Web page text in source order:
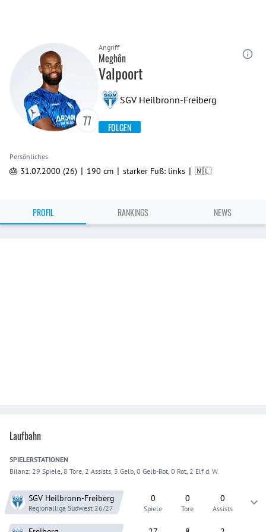
77
Angriff
Meghôn
Valpoort
SGV Heilbronn-Freiberg
FOLGEN
Persönliches
🎂 31.07.2000 (26) | 190 cm | starker Fuß: links | 🇳🇱
PROFIL RANKINGS NEWS
Laufbahn
SPIELERSTATIONEN
Bilanz: 29 Spiele, 8 Tore, 2 Assists, 3 Gelb, 0 Gelb-Rot, 0 Rot, 2 Elf d. W.
SGV Heilbronn-Freiberg
Regionalliga Südwest 26/27
0
Spiele
0
Tore
0
Assists